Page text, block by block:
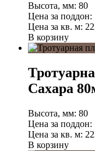
Высота, мм: 80
Цена за поддон:
Цена за кв. м:
В корзину
Сахара
Высота, мм: 80
Цена за поддон:
Цена за кв. м:
В корзину